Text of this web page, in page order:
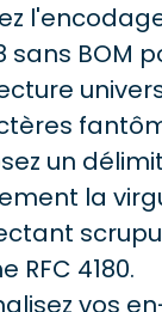
sans BOM
un
la
RFC 4180.